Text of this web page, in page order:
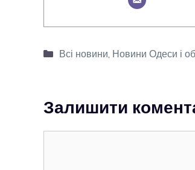
Категорії
Всі новини, Новини Одеси і
Залишити